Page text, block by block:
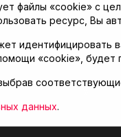
арена»
файлы «cookie» с
ресурс, Вы
идентифицировать
«cookie»,
данных.